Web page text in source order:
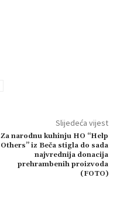
Slijedeća vijest
Za narodnu kuhinju HO “Help
Others” iz Beča stigla do sada
najvrednija donacija
prehrambenih proizvoda
(FOTO)